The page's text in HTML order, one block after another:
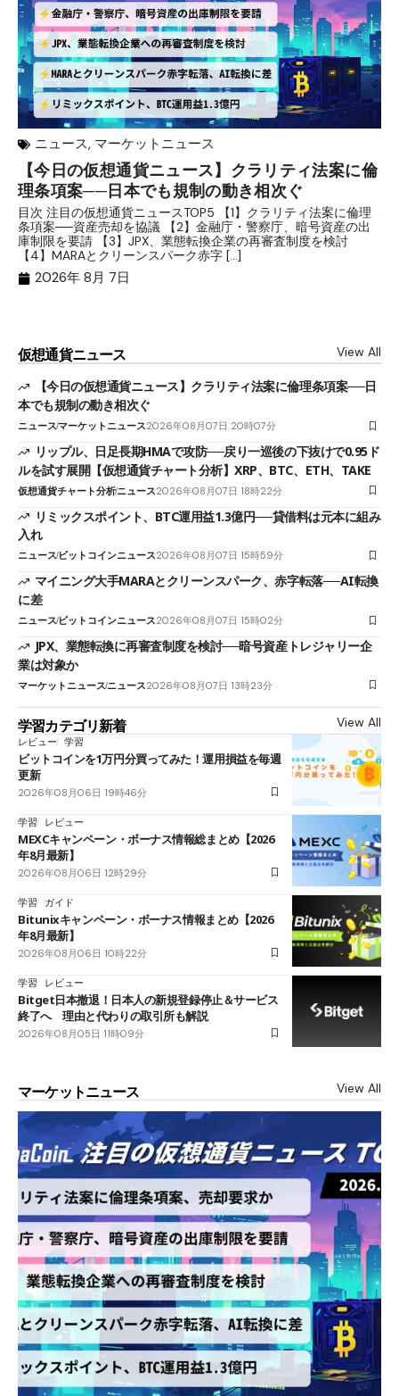
ニュース, マーケットニュース
【今日の仮想通貨ニュース】クラリティ法案に倫
理条項案──日本でも規制の動き相次ぐ
目次 注目の仮想通貨ニュースTOP5 【1】クラリティ法案に倫理
条項案──資産売却を協議 【2】金融庁・警察庁、暗号資産の出
庫制限を要請 【3】JPX、業態転換企業の再審査制度を検討
【4】MARAとクリーンスパーク赤字 […]
2026年 8月 7日
仮想通貨ニュース View All
【今日の仮想通貨ニュース】クラリティ法案に倫理条項案──日
本でも規制の動き相次ぐ
ニュースマーケットニュース2026年08月07日 20時07分
リップル、日足長期HMAで攻防──戻り一巡後の下抜けで0.95ド
ルを試す展開【仮想通貨チャート分析】XRP、BTC、ETH、TAKE
仮想通貨チャート分析ニュース2026年08月07日 18時22分
リミックスポイント、BTC運用益1.3億円──貸借料は元本に組み
入れ
ニュースビットコインニュース2026年08月07日 15時59分
マイニング大手MARAとクリーンスパーク、赤字転落──AI転換
に差
ニュースビットコインニュース2026年08月07日 15時02分
JPX、業態転換に再審査制度を検討──暗号資産トレジャリー企
業は対象か
マーケットニュースニュース2026年08月07日 13時23分
学習カテゴリ新着 View All
レビュー 学習
ビットコインを1万円分買ってみた！運用損益を毎週
更新
2026年08月06日 19時46分
学習 レビュー
MEXCキャンペーン・ボーナス情報総まとめ【2026
年8月最新】
2026年08月06日 12時29分
学習 ガイド
Bitunixキャンペーン・ボーナス情報まとめ【2026
年8月最新】
2026年08月06日 10時22分
学習 レビュー
Bitget日本撤退！日本人の新規登録停止＆サービス
終了へ 理由と代わりの取引所も解説
2026年08月05日 11時09分
マーケットニュース View All